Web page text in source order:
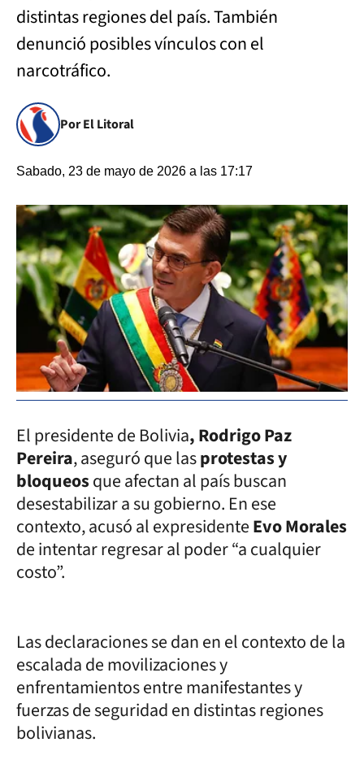
distintas regiones del país. También
denunció posibles vínculos con el
narcotráfico.
Por El Litoral
Sabado, 23 de mayo de 2026 a las 17:17
El presidente de Bolivia, Rodrigo Paz
Pereira, aseguró que lasprotestas y
bloqueosque afectan al país buscan
desestabilizar a su gobierno. En ese
contexto, acusó al expresidenteEvo Morales
de intentar regresar al poder “a cualquier
costo”.
Las declaraciones se dan en el contexto de la
escalada de movilizaciones y
enfrentamientos entre manifestantes y
fuerzas de seguridad en distintas regiones
bolivianas.